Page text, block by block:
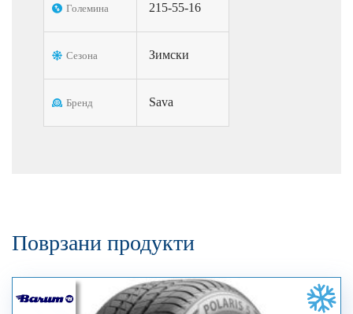
Големина 215-55-16
Сезона Зимски
Бренд Sava
Поврзани продукти